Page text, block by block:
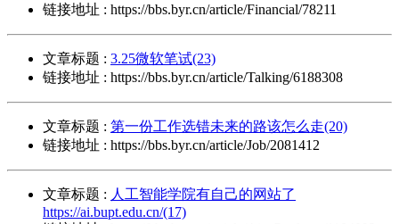
链接地址 : https://bbs.byr.cn/article/Financial/78211
文章标题 : 3.25微软笔试(23)
链接地址 : https://bbs.byr.cn/article/Talking/6188308
文章标题 : 第一份工作选错未来的路该怎么走(20)
链接地址 : https://bbs.byr.cn/article/Job/2081412
文章标题 : 人工智能学院有自己的网站了
https://ai.bupt.edu.cn/(17)